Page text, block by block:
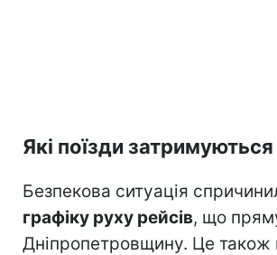
Які поїзди затримуються
Безпекова ситуація
графіку руху рейсів, що
Дніпропетровщину. Це також